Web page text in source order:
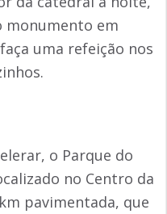
monumento em
uma refeição nos
o Parque do
no Centro da
pavimentada, que